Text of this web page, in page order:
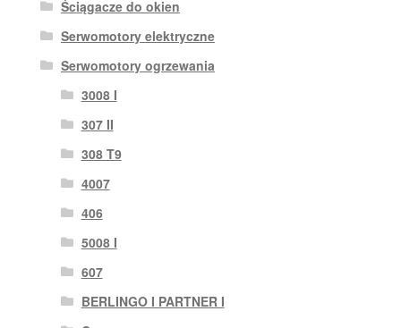
Ściągacze do okien
Serwomotory elektryczne
Serwomotory ogrzewania
3008 I
307 II
308 T9
4007
406
5008 I
607
BERLINGO I PARTNER I